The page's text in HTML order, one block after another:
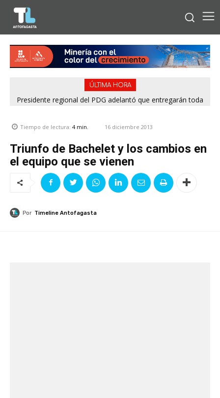
ÚLTIMA HORA
Presidente regional del PDG adelantó que entregarán toda
Municipio plantea asumir parte de las obras para destrabar
Tiempo de lectura: 4min. 16 diciembre 2013
Triunfo de Bachelet y los cambios en
el equipo que se vienen
Por Timeline Antofagasta